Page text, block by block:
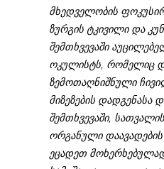
მხედველობის
ზურგის ტკივილი და
შემთხვევაში
ოკულისტს, რომელიც
ზემოთაღნიშნული
მიზეზების დადგენასა
შემთხვევაში,
ორგანული
ეცადეთ